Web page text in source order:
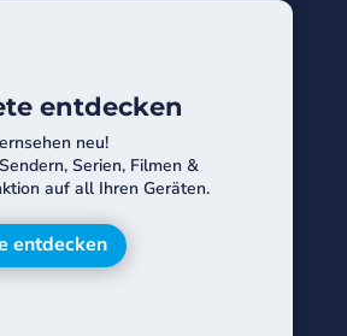
entdecken
neu!
Serien, Filmen &
auf all Ihren Geräten.
entdecken